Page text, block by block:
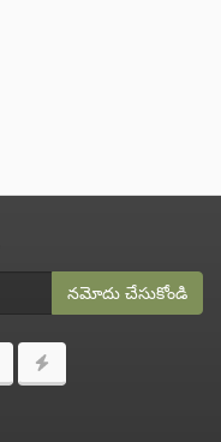
నమోదు చేసుకోండి